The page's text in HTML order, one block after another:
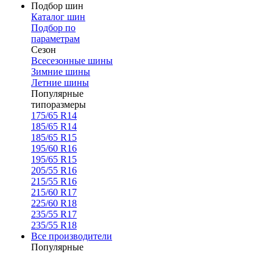
Подбор шин
Каталог шин
Подбор по
параметрам
Сезон
Всесезонные шины
Зимние шины
Летние шины
Популярные
типоразмеры
175/65 R14
185/65 R14
185/65 R15
195/60 R16
195/65 R15
205/55 R16
215/55 R16
215/60 R17
225/60 R18
235/55 R17
235/55 R18
Все производители
Популярные